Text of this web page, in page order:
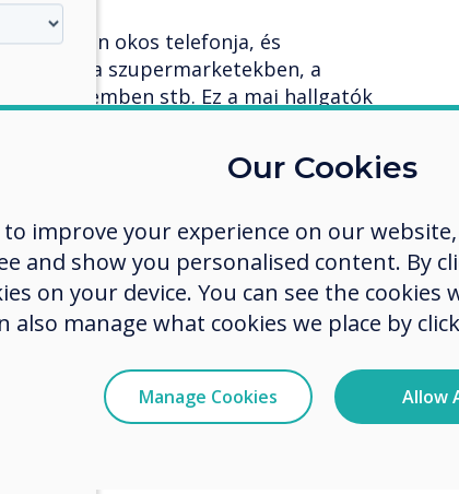
van okos telefonja, és
a szupermarketekben, a
stb. Ez a mai hallgatók
a műveletek és a gesztusok intuitívak.
az érintés nemcsak magán a kijelzőn,
hallgató saját készülékét viszi magával
integrálható a Clevertouch ezekkel
eszközüket használhatják, legyen az
PC vagy Chromebook, hogy vezeték
Our Cookies
to improve your experience on our
and show you personalised content. By
on your device. You can see the cookies
also manage what cookies we place by
Manage Cookies Allow
any